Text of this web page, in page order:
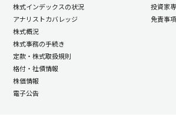
株式インデックスの状況
アナリストカバレッジ
株式概況
株式事務の手続き
定款・株式取扱規則
格付・社債情報
株価情報
電子公告
投資家
免責事項